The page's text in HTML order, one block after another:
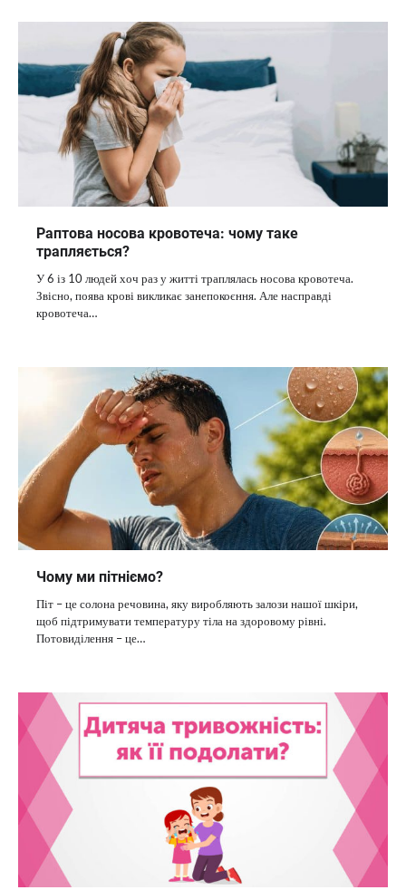
Раптова носова кровотеча: чому таке
трапляється?
У 6 із 10 людей хоч раз у житті траплялась носова кровотеча.
Звісно, поява крові викликає занепокоєння. Але насправді
кровотеча…
Чому ми пітніємо?
Піт – це солона речовина, яку виробляють залози нашої шкіри,
щоб підтримувати температуру тіла на здоровому рівні.
Потовиділення – це…